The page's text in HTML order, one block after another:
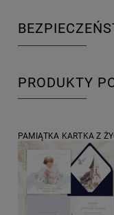
PRODUKTY
PAMIĄTKA KARTKA Z